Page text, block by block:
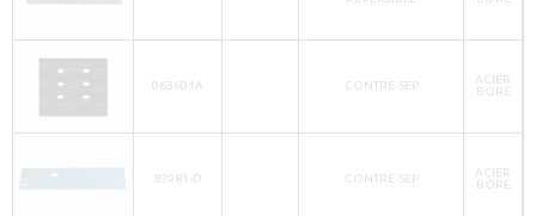
063601A CONTRE-SEP
ACIER
BORE
83981-D CONTRE-SEP
ACIER
BORE